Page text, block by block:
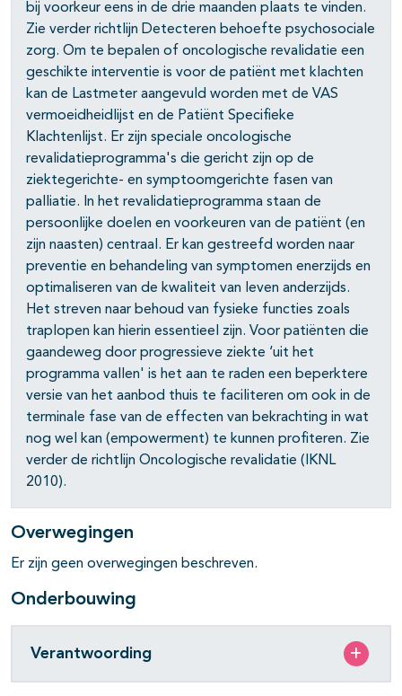
bij voorkeur eens in de drie maanden plaats te vinden.
Zie verder richtlijn Detecteren behoefte psychosociale
zorg. Om te bepalen of oncologische revalidatie een
geschikte interventie is voor de patiënt met klachten
kan de Lastmeter aangevuld worden met de VAS
vermoeidheidlijst en de Patiënt Specifieke
Klachtenlijst. Er zijn speciale oncologische
revalidatieprogramma's die gericht zijn op de
ziektegerichte- en symptoomgerichte fasen van
palliatie. In het revalidatieprogramma staan de
persoonlijke doelen en voorkeuren van de patiënt (en
zijn naasten) centraal. Er kan gestreefd worden naar
preventie en behandeling van symptomen enerzijds en
optimaliseren van de kwaliteit van leven anderzijds.
Het streven naar behoud van fysieke functies zoals
traplopen kan hierin essentieel zijn. Voor patiënten die
gaandeweg door progressieve ziekte ‘uit het
programma vallen' is het aan te raden een beperktere
versie van het aanbod thuis te faciliteren om ook in de
terminale fase van de effecten van bekrachting in wat
nog wel kan (empowerment) te kunnen profiteren. Zie
verder de richtlijn Oncologische revalidatie (IKNL
2010).
Overwegingen
Er zijn geen overwegingen beschreven.
Onderbouwing
Verantwoording